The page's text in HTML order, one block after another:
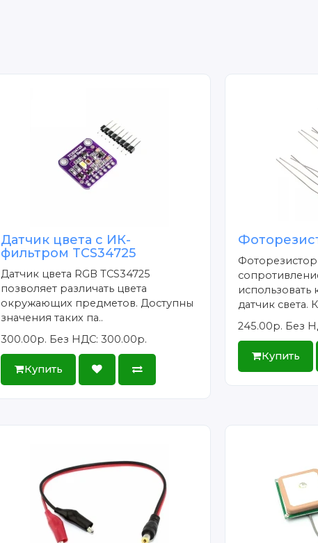
Датчик цвета с ИК-
фильтром TCS34725
Датчик цвета RGB TCS34725
позволяет различать цвета
окружающих предметов. Доступны
значения таких па..
300.00р. Без НДС: 300.00р.
Купить
Фоторезистор
использовать
датчик света.
245.00р. Без
Купить